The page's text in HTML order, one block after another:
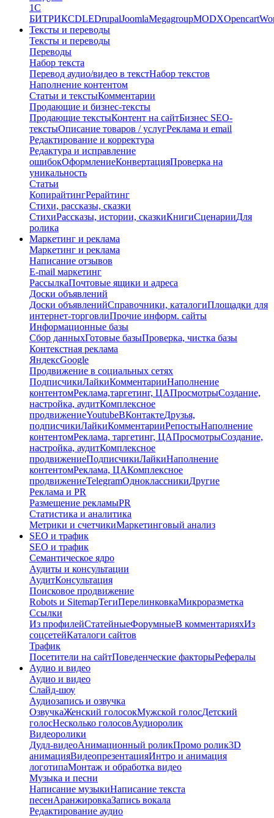
1C
БИТРИКСDLEDrupalJoomlaMegagroupMODXOpencart
Тексты и переводы
Тексты и переводы
Переводы
Набор текста
Перевод аудио/видео в текстНабор текстов
Наполнение контентом
Статьи и текстыКомментарии
Продающие и бизнес-тексты
Продающие текстыКонтент на сайтБизнес SEO-
текстыОписание товаров / услугРеклама и email
Редактирование и корректура
Редактура и исправление
ошибокОформлениеКонвертацияПроверка на
уникальность
Статьи
КопирайтингРерайтинг
Стихи, рассказы, сказки
СтихиРассказы, истории, сказкиКнигиСценарииДля
ролика
Маркетинг и реклама
Маркетинг и реклама
Написание отзывов
E-mail маркетинг
РассылкаПочтовые ящики и адреса
Доски объявлений
Доски объявленийСправочники, каталогиПлощадки для
интернет-торговлиПрочие информ. сайты
Информационные базы
Сбор данныхГотовые базыПроверка, чистка базы
Контекстная реклама
ЯндексGoogle
Продвижение в социальных сетях
ПодписчикиЛайкиКомментарииНаполнение
контентомРеклама,таргетинг, ЦАПросмотрыСоздание,
настройка, аудитКомплексное
продвижениеYoutubeВКонтактеДрузья,
подписчикиЛайкиКомментарииРепостыНаполнение
контентомРеклама, таргетинг, ЦАПросмотрыСоздание,
настройка, аудитКомплексное
продвижениеПодписчикиЛайкиНаполнение
контентомРеклама, ЦАКомплексное
продвижениеTelegramОдноклассникиДругие
Реклама и PR
Размещение рекламыPR
Статистика и аналитика
Метрики и счетчикиМаркетинговый анализ
SEO и трафик
SEO и трафик
Семантическое ядро
Аудиты и консультации
АудитКонсультация
Поисковое продвижение
Robots и SitemapТегиПерелинковкаМикроразметка
Ссылки
Из профилейСтатейныеФорумныеВ комментарияхИз
соцсетейКаталоги сайтов
Трафик
Посетители на сайтПоведенческие факторыРефералы
Аудио и видео
Аудио и видео
Слайд-шоу
Аудиозапись и озвучка
ОзвучкаЖенский голосокМужской голосДетский
голосНесколько голосовАудиоролик
Видеоролики
Дудл-видеоАнимационный роликПромо ролик3D
анимацияВидеопрезентацияИнтро и анимация
логотипаМонтаж и обработка видео
Музыка и песни
Написание музыкиНаписание текста
песенАранжировкаЗапись вокала
Редактирование аудио